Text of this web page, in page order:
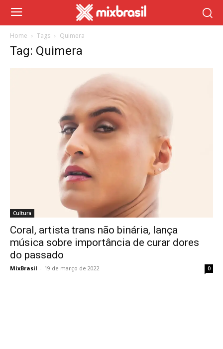
Home Tags Quimera
Tag: Quimera
Cultura
Coral, artista trans não binária, lança
música sobre importância de curar dores
do passado
MixBrasil - 19 de março de 2022 0